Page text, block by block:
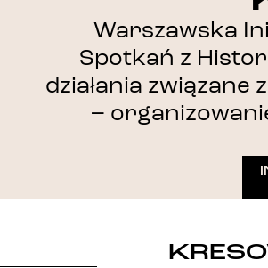
Warszawska
Spotkań z
działania
–